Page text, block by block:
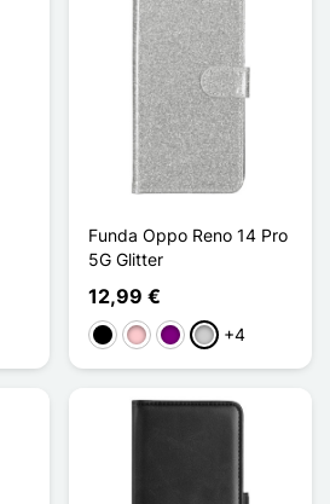
Funda Oppo Reno 14 Pro
5G Glitter
12,99 €
NegroRosaPúrpura
Plata+4